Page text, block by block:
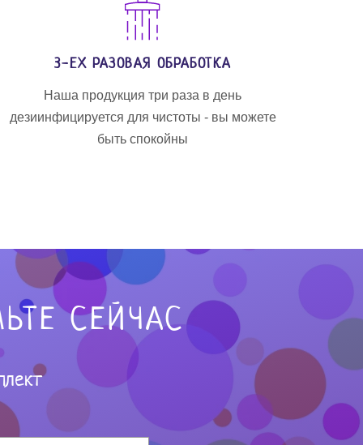
3-ЕХ РАЗОВАЯ ОБРАБОТКА
Наша продукция три раза в день
дезиинфицируется для чистоты - вы можете
быть спокойны
СЕЙЧАС